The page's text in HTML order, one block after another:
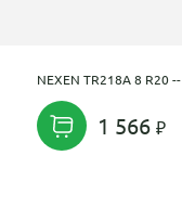
NEXEN TR218A 8 R20 --
1 566